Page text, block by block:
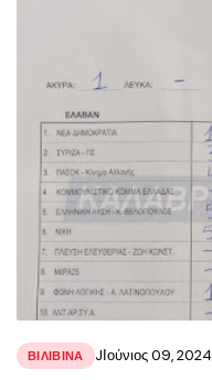
ΒΙΛΙΒΙΝΑ JΙούνιος 09, 2024